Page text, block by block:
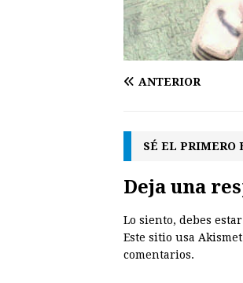
ANTERIOR
SÉ EL PRIMERO
Deja una
Lo siento, debes estar
Este sitio usa
comentarios.